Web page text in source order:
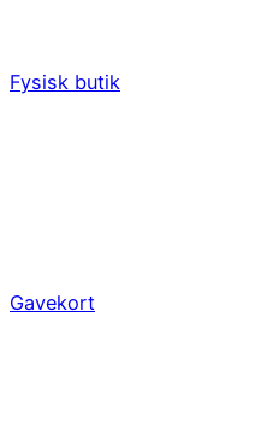
Fysisk butik
Gavekort